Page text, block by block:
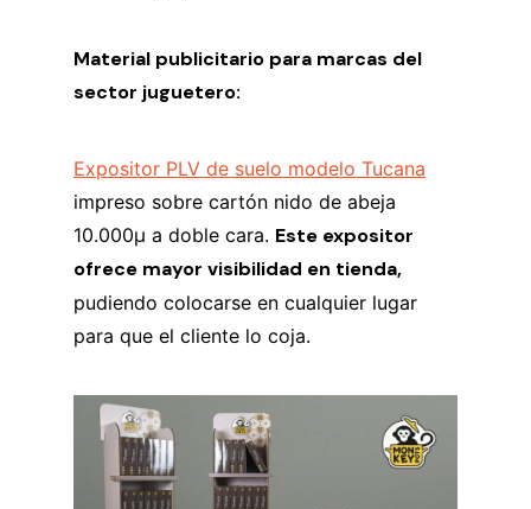
Material publicitario para marcas del
sector juguetero:
Expositor PLV de suelo modelo Tucana
impreso sobre cartón nido de abeja
10.000µ a doble cara. Este expositor
ofrece mayor visibilidad en tienda,
pudiendo colocarse en cualquier lugar
para que el cliente lo coja.